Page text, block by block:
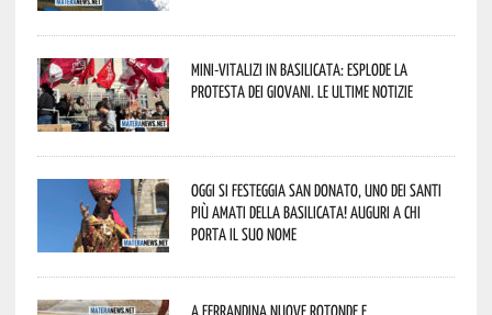
Mini-vitalizi in Basilicata: esplode la
protesta dei giovani. Le ultime notizie
Oggi si festeggia San Donato, uno dei Santi
più amati della Basilicata! Auguri a chi
porta il suo nome
A Ferrandina nuove rotonde e